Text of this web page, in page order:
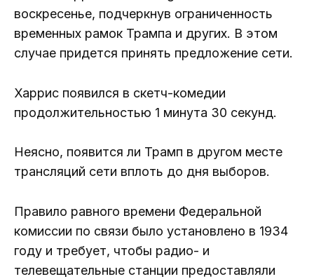
воскресенье, подчеркнув ограниченность
временных рамок Трампа и других. В этом
случае придется принять предложение сети.
Харрис появился в скетч-комедии
продолжительностью 1 минута 30 секунд.
Неясно, появится ли Трамп в другом месте
трансляций сети вплоть до дня выборов.
Правило равного времени Федеральной
комиссии по связи было установлено в 1934
году и требует, чтобы радио- и
телевещательные станции предоставляли